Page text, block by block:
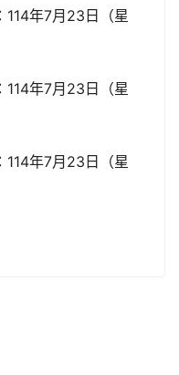
年7月23日（星
年7月23日（星
年7月23日（星